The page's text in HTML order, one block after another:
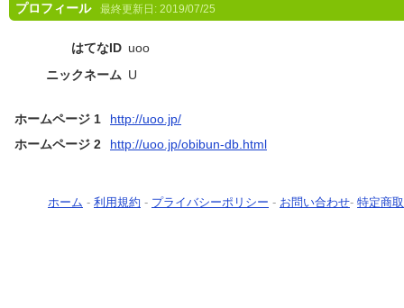
プロフィール 最終更新日: 2019/07/25
はてなID uoo
ニックネーム U
ホームページ 1
http://uoo.jp/
ホームページ 2
http://uoo.jp/obibun-db.html
ホーム - 利用規約 - プライバシーポリシー - お問い合わせ- 特定商